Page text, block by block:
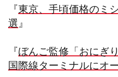
『 東京、手頃価格のミ
選』
『 ぼんご監修「おにぎ
国際線ターミナルにオ